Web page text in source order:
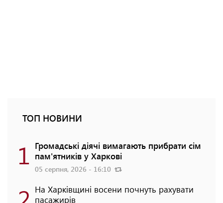
ТОП НОВИНИ
1 Громадські діячі вимагають прибрати сім
пам'ятників у Харкові
05 серпня, 2026 - 16:10
На Харківщині восени почнуть рахувати
пасажирів